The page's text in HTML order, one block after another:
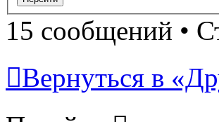
15 сообщений •
Вернуться в